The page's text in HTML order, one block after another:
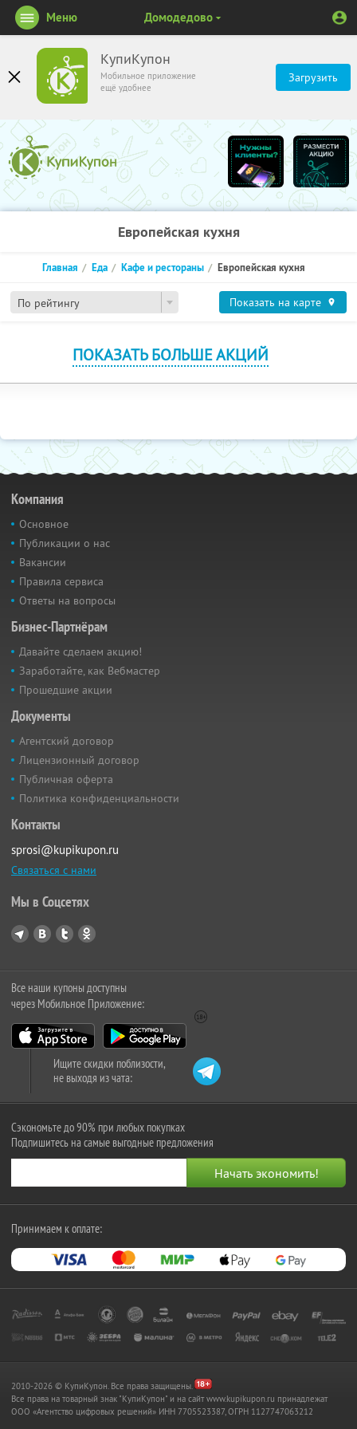
КупиКупон
Мобильное приложение
ещё удобнее
Загрузить
Меню Домодедово
Европейская кухня
По рейтингу
Главная Еда Кафе и рестораны Европейская кухня
Показать на карте
ПОКАЗАТЬ БОЛЬШЕ АКЦИЙ
Компания
Основное
Публикации о нас
Вакансии
Правила сервиса
Ответы на вопросы
Бизнес-Партнёрам
Давайте сделаем акцию!
Заработайте, как Вебмастер
Прошедшие акции
Документы
Агентский договор
Лицензионный договор
Публичная оферта
Политика конфиденциальности
Контакты
sprosi@kupikupon.ru
Связаться с нами
Мы в Соцсетях
Все наши купоны доступны
через Мобильное Приложение:
Ищите скидки поблизости,
не выходя из чата:
Сэкономьте до 90% при любых покупках
Подпишитесь на самые выгодные предложения
Принимаем к оплате:
2010-2026 © КупиКупон. Все права защищены.
Все права на товарный знак "КупиКупон" и на сайт www.kupikupon.ru принадлежат
OOO «Агентство цифровых решений» ИНН 7705523387, ОГРН 1127747063212